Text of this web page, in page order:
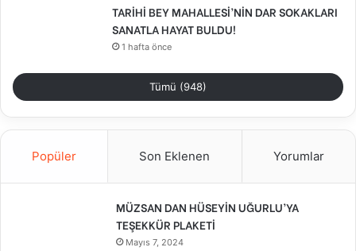
TARİHİ BEY MAHALLESİ’NİN DAR SOKAKLARI
SANATLA HAYAT BULDU!
1 hafta önce
Tümü (948)
Popüler Son Eklenen Yorumlar
MÜZSAN DAN HÜSEYİN UĞURLU’YA
TEŞEKKÜR PLAKETİ
Mayıs 7, 2024